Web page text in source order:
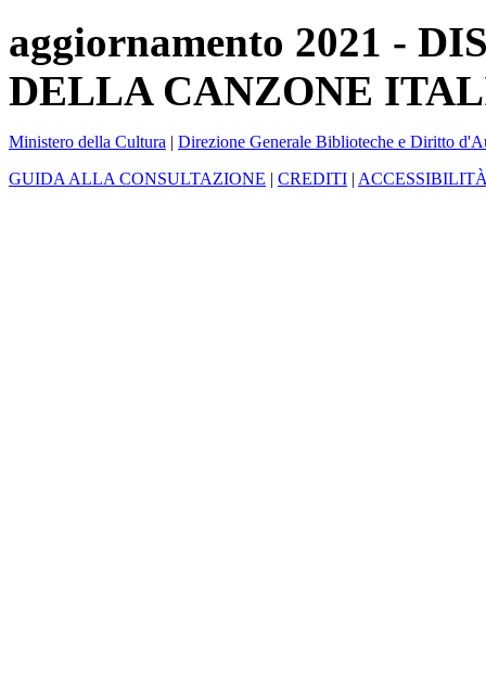
aggiornamento 2021 -
DELLA CANZONE
Ministero della Cultura | Direzione Generale Biblioteche e Diritto
GUIDA ALLA CONSULTAZIONE | CREDITI |